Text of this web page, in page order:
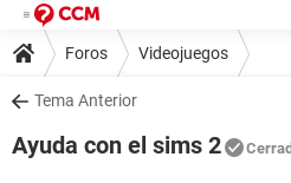
Foros Videojuegos
Tema Anterior
Ayuda con el sims 2